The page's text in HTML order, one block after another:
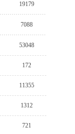
19179
7088
53048
172
11355
1312
721